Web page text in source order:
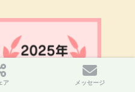
ア メッセージ